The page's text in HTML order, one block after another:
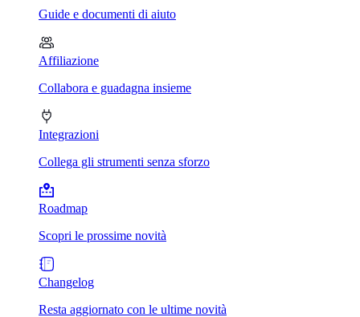
Guide e documenti di aiuto
Affiliazione
Collabora e guadagna insieme
Integrazioni
Collega gli strumenti senza sforzo
Roadmap
Scopri le prossime novità
Changelog
Resta aggiornato con le ultime novità